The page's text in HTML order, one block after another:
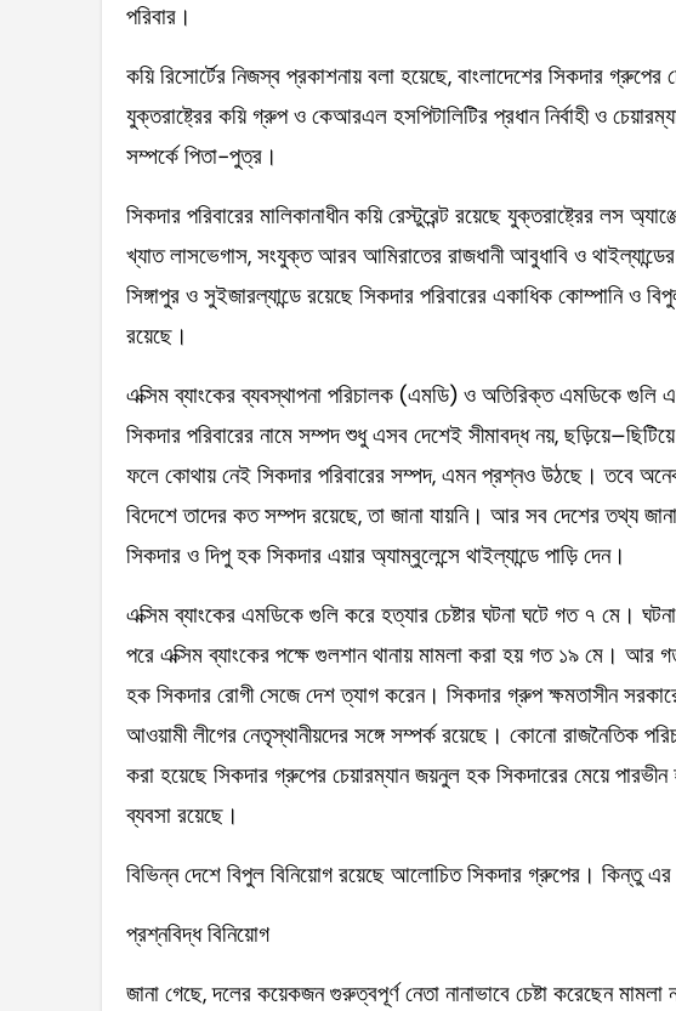
পরিবার।
কয়ি রিসোর্টের নিজস্ব প্রকাশনায় বলা হয়েছে, বাংলাদেশের সিকদার
যুক্তরাষ্ট্রের কয়ি গ্রুপ ও কেআরএল হসপিটালিটির প্রধান নির্বাহী ও
সম্পর্কে পিতা-পুত্র।
সিকদার পরিবারের মালিকানাধীন কয়ি রেস্টুরেন্ট রয়েছে যুক্তরাষ্ট্রের লস
খ্যাত লাসভেগাস, সংযুক্ত আরব আমিরাতের রাজধানী আবুধাবি ও
সিঙ্গাপুর ও সুইজারল্যান্ডে রয়েছে সিকদার পরিবারের একাধিক কোম্পানি ও
রয়েছে।
এক্সিম ব্যাংকের ব্যবস্থাপনা পরিচালক (এমডি) ও অতিরিক্ত এমডিকে গুলি
সিকদার পরিবারের নামে সম্পদ শুধু এসব দেশেই সীমাবদ্ধ নয়,
ফলে কোথায় নেই সিকদার পরিবারের সম্পদ, এমন প্রশ্নও উঠছে। তবে
বিদেশে তাদের কত সম্পদ রয়েছে, তা জানা যায়নি। আর সব দেশের তথ্য
সিকদার ও দিপু হক সিকদার এয়ার অ্যাম্বুলেন্সে থাইল্যান্ডে পাড়ি দেন।
এক্সিম ব্যাংকের এমডিকে গুলি করে হত্যার চেষ্টার ঘটনা ঘটে গত ৭ মে। ঘটনা
পরে এক্সিম ব্যাংকের পক্ষে গুলশান থানায় মামলা করা হয় গত ১৯ মে।
হক সিকদার রোগী সেজে দেশ ত্যাগ করেন। সিকদার গ্রুপ ক্ষমতাসীন
আওয়ামী লীগের নেতৃস্থানীয়দের সঙ্গে সম্পর্ক রয়েছে। কোনো রাজনৈতিক
করা হয়েছে সিকদার গ্রুপের চেয়ারম্যান জয়নুল হক সিকদারের মেয়ে
ব্যবসা রয়েছে।
বিভিন্ন দেশে বিপুল বিনিয়োগ রয়েছে আলোচিত সিকদার গ্রুপের। কিন্তু
প্রশ্নবিদ্ধ বিনিয়োগ
জানা গেছে, দলের কয়েকজন গুরুত্বপূর্ণ নেতা নানাভাবে চেষ্টা করেছেন